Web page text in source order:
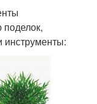
поделок,
инструменты: